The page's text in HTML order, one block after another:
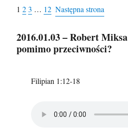
1 2 3 … 12 Następna strona
2016.01.03 – Robert
pomimo przeciwności?
Filipian 1:12-18